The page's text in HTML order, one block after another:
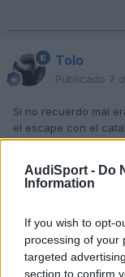
AudiSport - Do
Information
If you wish to opt-
processing of your
targeted
section to confirm
Tolo
Publicado 7
Si no recuerdo mal
el escape con el
memoria no me falla.
Mendizalea